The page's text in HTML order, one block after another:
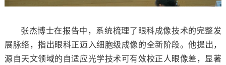
张杰博士在报告中， 系统梳理了眼科成像技术的完整发
展脉络，指出眼科正迈入细胞级成像的全新阶段。他提出，
源自天文领域的自适应光学技术可有效校正人眼像差，显著